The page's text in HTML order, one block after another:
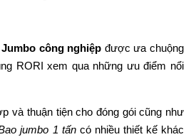
Jumbo công nghiệp được ưa chuộng
RORI xem qua những ưu điểm nổi
và thuận tiện cho đóng gói cũng như
jumbo 1 tấncó nhiều thiết kế khác